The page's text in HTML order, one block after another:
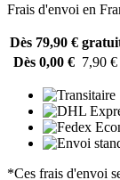
Frais d'envoi en
Dès 79,90 €
Dès 0,00 € 7,90 €
*Ces frais d'envoi